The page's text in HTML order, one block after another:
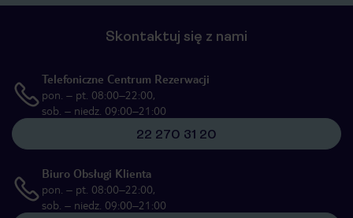
Skontaktuj się z nami
Telefoniczne Centrum Rezerwacji
pon. – pt. 08:00–22:00,
sob. – niedz. 09:00–21:00
22 270 31 20
Biuro Obsługi Klienta
pon. – pt. 08:00–22:00,
sob. – niedz. 09:00–21:00